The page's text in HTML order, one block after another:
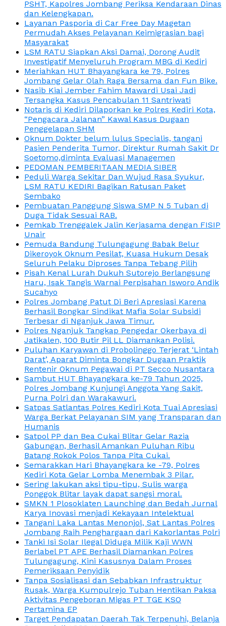
PSHT, Kapolres Jombang Periksa Kendaraan Dinas
dan Kelengkapan.
Layanan Pasporia di Car Free Day Magetan
Permudah Akses Pelayanan Keimigrasian bagi
Masyarakat
LSM RATU Siapkan Aksi Damai, Dorong Audit
Investigatif Menyeluruh Program MBG di Kediri
Meriahkan HUT Bhayangkara ke 79, Polres
Jombang Gelar Olah Raga Bersama dan Fun Bike.
Nasib Kiai Jember Fahim Mawardi Usai Jadi
Tersangka Kasus Pencabulan 11 Santriwati
Notaris di Kediri Dilaporkan ke Polres Kediri Kota,
“Pengacara Jalanan” Kawal Kasus Dugaan
Penggelapan SHM
Oknum Dokter belum lulus Specialis, tangani
Pasien Penderita Tumor, Direktur Rumah Sakit Dr
Soetomo,diminta Evaluasi Managemen
PEDOMAN PEMBERITAAN MEDIA SIBER
Peduli Warga Sekitar Dan Wujud Rasa Syukur,
LSM RATU KEDIRI Bagikan Ratusan Paket
Sembako
Pembuatan Panggung Siswa SMP N 5 Tuban di
Duga Tidak Sesuai RAB.
Pemkab Trenggalek Jalin Kerjasama dengan FISIP
Unair
Pemuda Bandung Tulungagung Babak Belur
Dikeroyok Oknum Pesilat, Kuasa Hukum Desak
Seluruh Pelaku Diproses Tanpa Tebang Pilih
Pisah Kenal Lurah Dukuh Sutorejo Berlangsung
Haru, Isak Tangis Warnai Perpisahan Isworo Andik
Sucahyo
Polres Jombang Patut Di Beri Apresiasi Karena
Berhasil Bongkar Sindikat Mafia Solar Subsidi
Terbesar di Nganjuk Jawa Timur.
Polres Nganjuk Tangkap Pengedar Okerbaya di
Jatikalen, 100 Butir Pil LL Diamankan Polisi.
Puluhan Karyawan di Probolinggo Terjerat ‘Lintah
Darat’, Aparat Diminta Bongkar Dugaan Praktik
Rentenir Oknum Pegawai di PT Secco Nusantara
Sambut HUT Bhayangkara ke-79 Tahun 2025,
Polres Jombang Kunjungi Anggota Yang Sakit,
Purna Polri dan Warakawuri.
Satpas Satlantas Polres Kediri Kota Tuai Apresiasi
Warga Berkat Pelayanan SIM yang Transparan dan
Humanis
Satpol PP dan Bea Cukai Blitar Gelar Razia
Gabungan, Berhasil Amankan Puluhan Ribu
Batang Rokok Polos Tanpa Pita Cukai.
Semarakkan Hari Bhayangkara ke -79, Polres
Kediri Kota Gelar Lomba Menembak 3 Pilar.
Sering lakukan aksi tipu-tipu, Sulis warga
Ponggok Blitar layak dapat sangsi moral.
SMKN 1 Plosoklaten Launching dan Bedah Jurnal
Karya Inovasi menjadi Kekayaan Intelektual
Tangani Laka Lantas Menonjol, Sat Lantas Polres
Jombang Raih Penghargaan dari Kakorlantas Polri
Tanki Isi Solar Ilegal Diduga Milik Kaji WWN
Berlabel PT APE Berhasil Diamankan Polres
Tulungagung, Kini Kasusnya Dalam Proses
Pemeriksaan Penyidik
Tanpa Sosialisasi dan Sebabkan Infrastruktur
Rusak, Warga Kumpulrejo Tuban Hentikan Paksa
Aktivitas Pengeboran Migas PT TGE KSO
Pertamina EP
Target Pendapatan Daerah Tak Terpenuhi, Belanja